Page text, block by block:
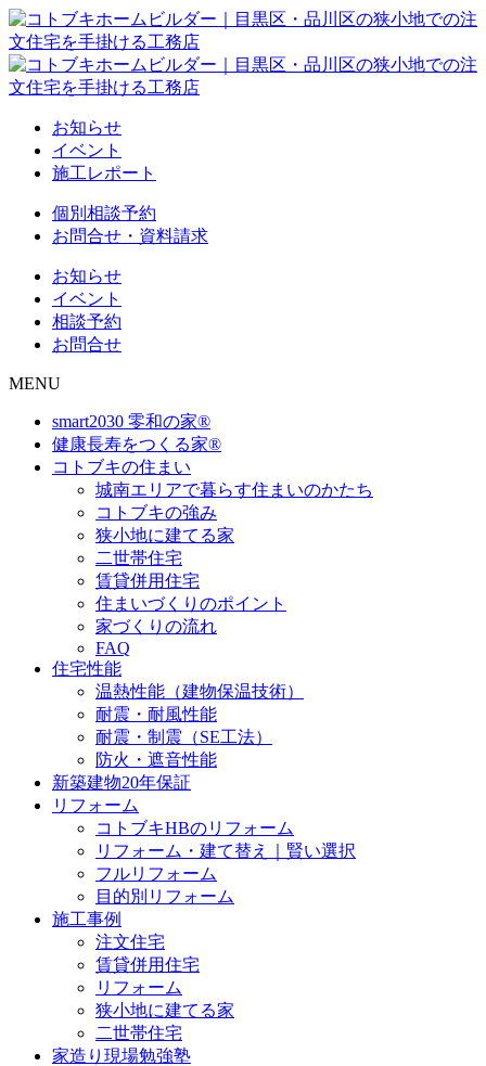
お知らせ
イベント
施工レポート
個別相談予約
お問合せ・資料請求
お知らせ
イベント
相談予約
お問合せ
MENU
smart2030 零和の家®
健康長寿をつくる家®
コトブキの住まい
城南エリアで暮らす住まいのかたち
コトブキの強み
狭小地に建てる家
二世帯住宅
賃貸併用住宅
住まいづくりのポイント
家づくりの流れ
FAQ
住宅性能
温熱性能（建物保温技術）
耐震・耐風性能
耐震・制震（SE工法）
防火・遮音性能
新築建物20年保証
リフォーム
コトブキHBのリフォーム
リフォーム・建て替え｜賢い選択
フルリフォーム
目的別リフォーム
施工事例
注文住宅
賃貸併用住宅
リフォーム
狭小地に建てる家
二世帯住宅
家造り現場勉強塾